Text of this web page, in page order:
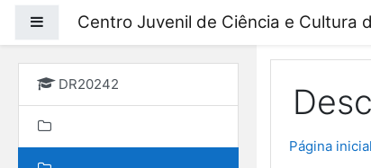
Painel lateral
Centro Juvenil de Ciência e Cultura
DR20242
Página inicial